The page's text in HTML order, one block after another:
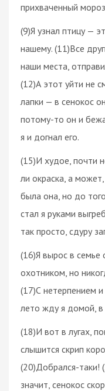
прихваченный
(9)Я узнал птицу —
нашему. (11)Все
наши места,
(12)А этот уйти не
лапки — в сенокос
потому-то он и
я и догнал его.
(15)И худое, почти
ли окраска, а
была она, но до
стал я руками
так просто, сдуру
(16)Я вырос в семье
охотником, но
(17)С нетерпением
лето жду я домой, в
(18)И вот в лугах,
слышится скрип
(20)Добрался-таки!
значит, сенокос